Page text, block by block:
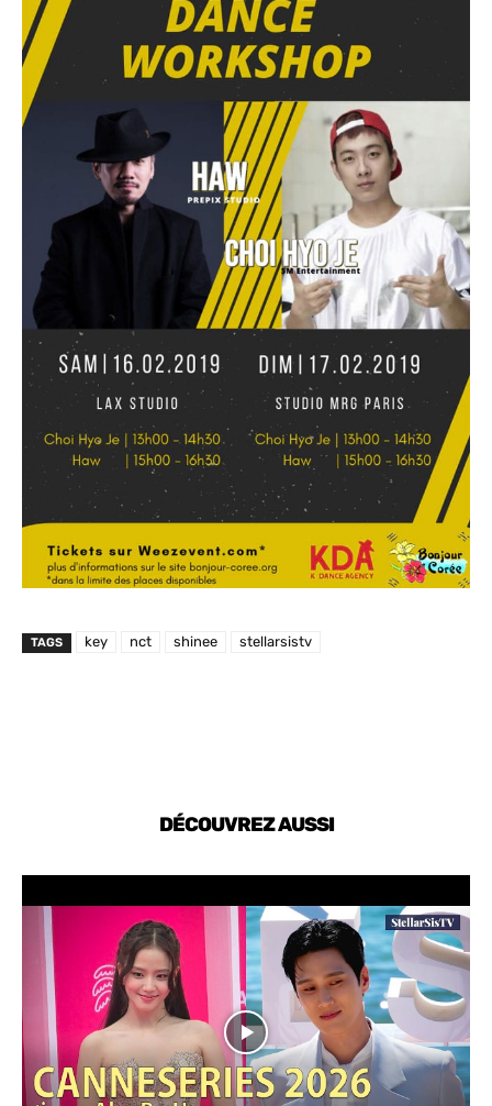
TAGS key nct shinee stellarsistv
DÉCOUVREZ AUSSI